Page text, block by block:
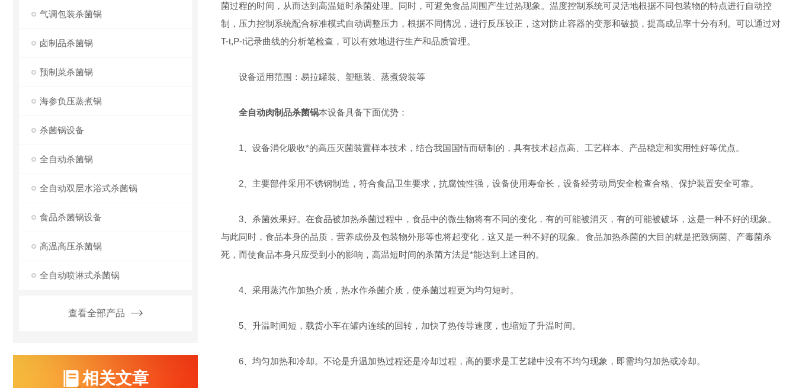
菌过程的时间，从而达到高温短时杀菌处理。同时，可避免食品周围产生过热现象。温度控制系统可灵活地根据不同包装物的特点进行自动控
制，压力控制系统配合标准模式自动调整压力，根据不同情况，进行反压较正，这对防止容器的变形和破损，提高成品率十分有利。可以通过对
T-t,P-t记录曲线的分析笔检查，可以有效地进行生产和品质管理。
设备适用范围：易拉罐装、塑瓶装、蒸煮袋装等
全自动肉制品杀菌锅本设备具备下面优势：
1、设备消化吸收*的高压灭菌装置样本技术，结合我国国情而研制的，具有技术起点高、工艺样本、产品稳定和实用性好等优点。
2、主要部件采用不锈钢制造，符合食品卫生要求，抗腐蚀性强，设备使用寿命长，设备经劳动局安全检查合格、保护装置安全可靠。
3、杀菌效果好。在食品被加热杀菌过程中，食品中的微生物将有不同的变化，有的可能被消灭，有的可能被破坏，这是一种不好的现象。
与此同时，食品本身的品质，营养成份及包装物外形等也将起变化，这又是一种不好的现象。食品加热杀菌的大目的就是把致病菌、产毒菌杀
死，而使食品本身只应受到小的影响，高温短时间的杀菌方法是*能达到上述目的。
4、采用蒸汽作加热介质，热水作杀菌介质，使杀菌过程更为均匀短时。
5、升温时间短，载货小车在罐内连续的回转，加快了热传导速度，也缩短了升温时间。
6、均匀加热和冷却。不论是升温加热过程还是冷却过程，高的要求是工艺罐中没有不均匀现象，即需均匀加热或冷却。
气调包装杀菌锅
卤制品杀菌锅
预制菜杀菌锅
海参负压蒸煮锅
杀菌锅设备
全自动杀菌锅
全自动双层水浴式杀菌锅
食品杀菌锅设备
高温高压杀菌锅
全自动喷淋式杀菌锅
查看全部产品
相关文章